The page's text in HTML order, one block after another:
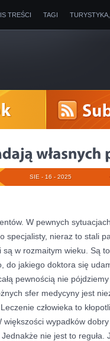
TREŚCI TAGI
SIE - 16 - 2025
W pewnych
specjalisty, nieraz to stali
w rozmaitym wieku. Są
do jakiego doktora się
pewnością nie
sfer medycyny jest
człowieka to
większości wypadków
nie jest to reguła.